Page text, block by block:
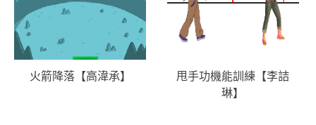
火箭降落【高湋承】
甩手功機能訓練【李詰
琳】